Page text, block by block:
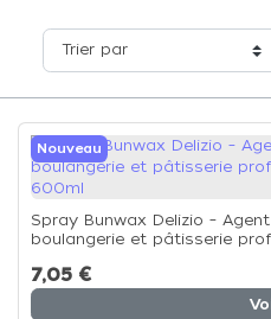
Trier par
Nouveau
Spray Bunwax Delizio –
boulangerie et pâtisserie
7,05 €